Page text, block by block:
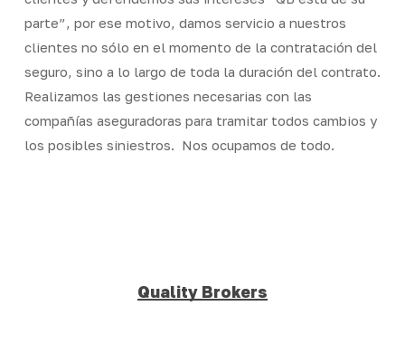
parte”, por ese motivo, damos servicio a nuestros
clientes no sólo en el momento de la contratación del
seguro, sino a lo largo de toda la duración del contrato.
Realizamos las gestiones necesarias con las
compañías aseguradoras para tramitar todos cambios y
los posibles siniestros. Nos ocupamos de todo.
Quality Brokers